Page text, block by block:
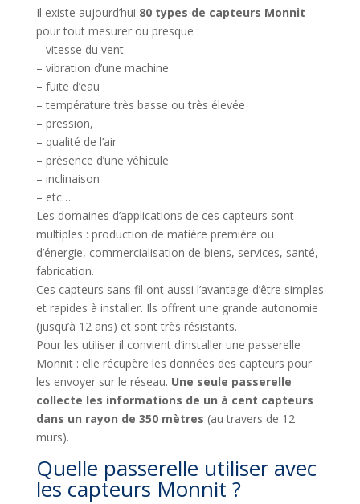
Il existe aujourd’hui 80 types de capteurs Monnit
pour tout mesurer ou presque :
– vitesse du vent
– vibration d’une machine
– fuite d’eau
– température très basse ou très élevée
– pression,
– qualité de l’air
– présence d’une véhicule
– inclinaison
– etc…
Les domaines d’applications de ces capteurs sont
multiples : production de matière première ou
d’énergie, commercialisation de biens, services, santé,
fabrication.
Ces capteurs sans fil ont aussi l’avantage d’être simples
et rapides à installer. Ils offrent une grande autonomie
(jusqu’à 12 ans) et sont très résistants.
Pour les utiliser il convient d’installer une passerelle
Monnit : elle récupère les données des capteurs pour
les envoyer sur le réseau. Une seule passerelle
collecte les informations de un à cent capteurs
dans un rayon de 350 mètres (au travers de 12
murs).
Quelle passerelle utiliser avec
les capteurs Monnit ?